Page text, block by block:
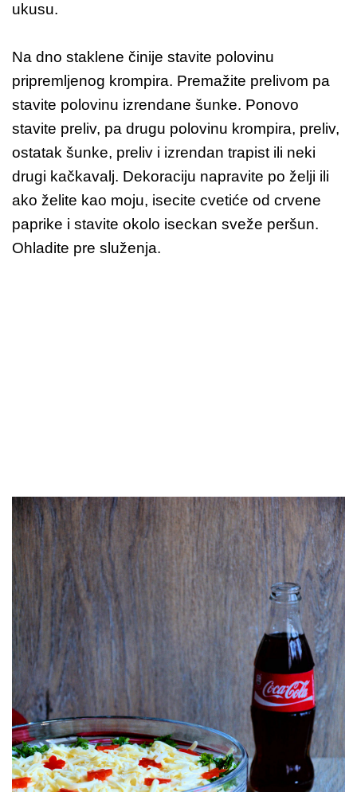
ukusu.
Na dno staklene činije stavite polovinu
pripremljenog krompira. Premažite prelivom pa
stavite polovinu izrendane šunke. Ponovo
stavite preliv, pa drugu polovinu krompira, preliv,
ostatak šunke, preliv i izrendan trapist ili neki
drugi kačkavalj. Dekoraciju napravite po želji ili
ako želite kao moju, isecite cvetiće od crvene
paprike i stavite okolo iseckan sveže peršun.
Ohladite pre služenja.